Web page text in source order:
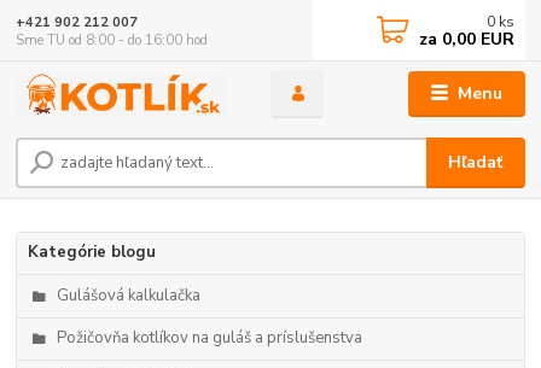
Menu
Hľadať
+421 902 212 007
Sme TU od 8:00 - do 16:00 hod
0 ks
za 0,00 EUR
Kategórie blogu
Gulášová kalkulačka
Požičovňa kotlíkov na guláš a príslušenstva